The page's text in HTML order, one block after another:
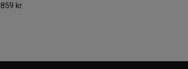
859 kr